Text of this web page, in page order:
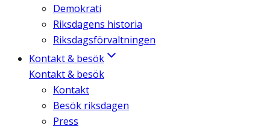
Demokrati
Riksdagens historia
Riksdagsförvaltningen
Kontakt & besök
Kontakt & besök
Kontakt
Besök riksdagen
Press